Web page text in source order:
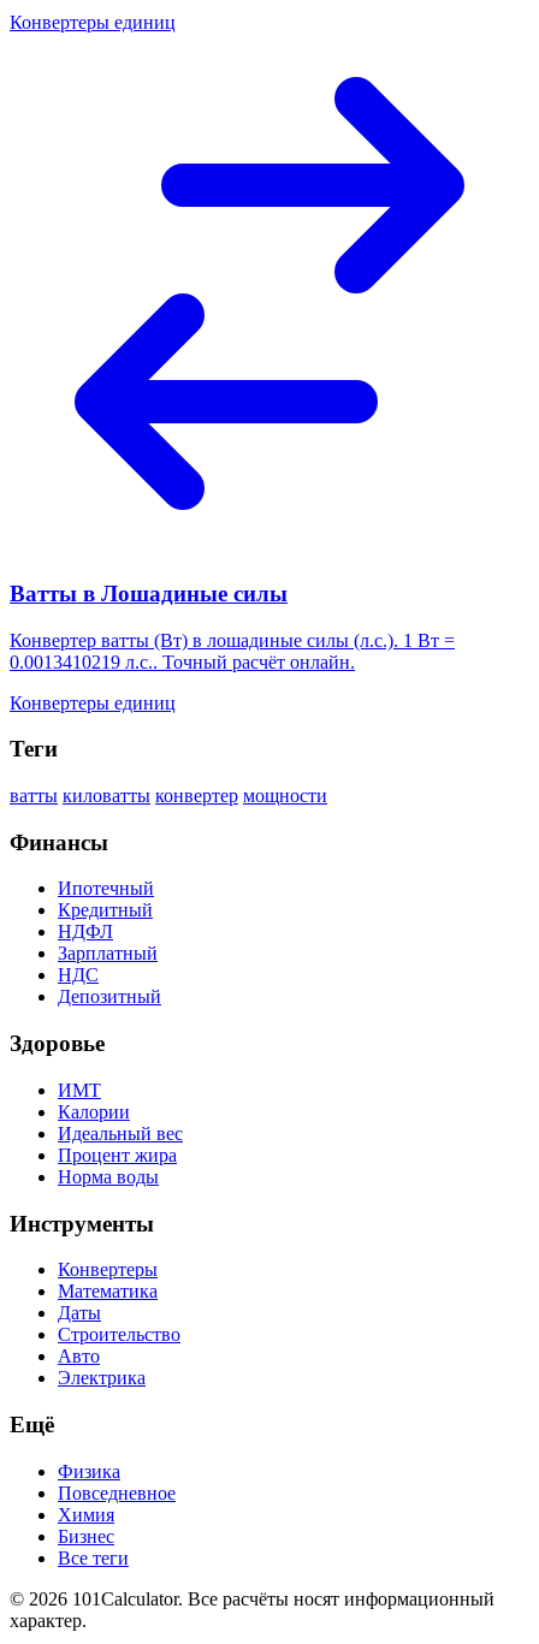
Конвертеры единиц
Ватты в Лошадиные силы
Конвертер ватты (Вт) в лошадиные силы (л.с.). 1 Вт =
0.0013410219 л.с.. Точный расчёт онлайн.
Конвертеры единиц
Теги
ватты киловатты конвертер мощности
Финансы
Ипотечный
Кредитный
НДФЛ
Зарплатный
НДС
Депозитный
Здоровье
ИМТ
Калории
Идеальный вес
Процент жира
Норма воды
Инструменты
Конвертеры
Математика
Даты
Строительство
Авто
Электрика
Ещё
Физика
Повседневное
Химия
Бизнес
Все теги
© 2026 101Calculator. Все расчёты носят информационный
характер.